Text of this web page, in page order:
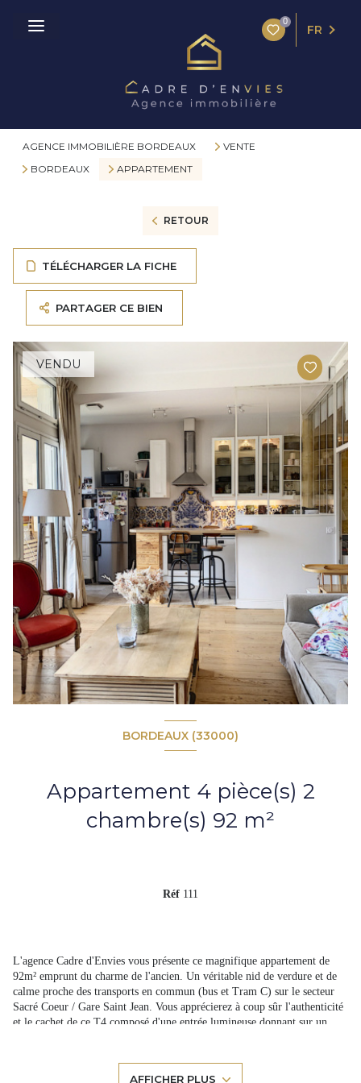
0
FR
AGENCE IMMOBILIÈRE BORDEAUX
VENTE
BORDEAUX
APPARTEMENT
RETOUR
TÉLÉCHARGER LA FICHE
PARTAGER CE BIEN
VENDU
BORDEAUX (33000)
Appartement 4 pièce(s) 2
chambre(s) 92 m²
Réf 111
L'agence Cadre d'Envies vous présente ce magnifique appartement de
92m² emprunt du charme de l'ancien. Un véritable nid de verdure et de
calme proche des transports en commun (bus et Tram C) sur le secteur
Sacré Coeur / Gare Saint Jean. Vous apprécierez à coup sûr l'authenticité
et le cachet de ce T4 composé d'une entrée lumineuse donnant sur un
AFFICHER PLUS